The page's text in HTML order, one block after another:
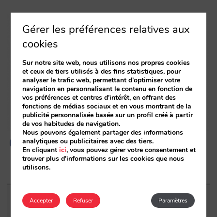
Entrées apparentées
Gérer les préférences relatives aux
cookies
Sur notre site web, nous utilisons nos propres cookies
et ceux de tiers utilisés à des fins statistiques, pour
analyser le trafic web, permettant d'optimiser votre
navigation en personnalisant le contenu en fonction de
vos préférences et centres d'intérêt, en offrant des
fonctions de médias sociaux et en vous montrant de la
publicité personnalisée basée sur un profil créé à partir
de vos habitudes de navigation.
Nous pouvons également partager des informations
analytiques ou publicitaires avec des tiers.
En cliquantici, vous pouvez gérer votre consentement et
trouver plus d'informations sur les cookies que nous
utilisons.
Accepter Paramètres
Refuser